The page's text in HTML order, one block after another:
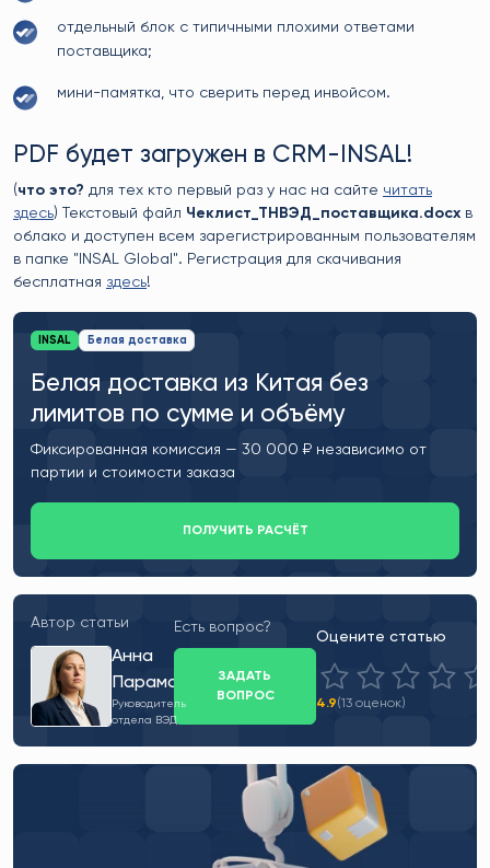
отдельный блок с типичными плохими ответами
поставщика;
мини-памятка, что сверить перед инвойсом.
PDF будет загружен в CRM-INSAL!
(что это? для тех кто первый раз у нас на сайте читать
здесь) Текстовый файл Чеклист_ТНВЭД_поставщика.docx в
облако и доступен всем зарегистрированным пользователям
в папке "INSAL Global". Регистрация для скачивания
бесплатная здесь!
INSAL Белая доставка
Белая доставка из Китая без
лимитов по сумме и объёму
Фиксированная комиссия — 30 000 ₽ независимо от
партии и стоимости заказа
ПОЛУЧИТЬ РАСЧЁТ
Автор статьи
Анна
Парамонова
Руководитель
отдела ВЭД
Есть вопрос?
ЗАДАТЬ
ВОПРОС
Оцените статью
4.9(13 оценок)